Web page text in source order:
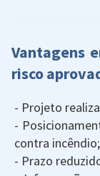
Vantagens
risco
- Projeto
-
contra incêndio;
- Prazo